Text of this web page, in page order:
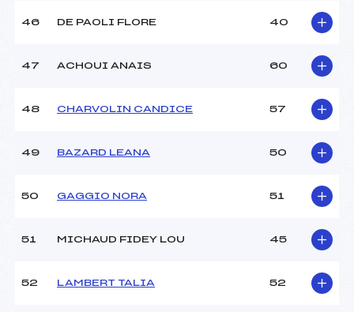
46 DE PAOLI FLORE 40
47 ACHOUI ANAIS 60
48 CHARVOLIN CANDICE 57
49 BAZARD LEANA 50
50 GAGGIO NORA 51
51 MICHAUD FIDEY LOU 45
52 LAMBERT TALIA 52